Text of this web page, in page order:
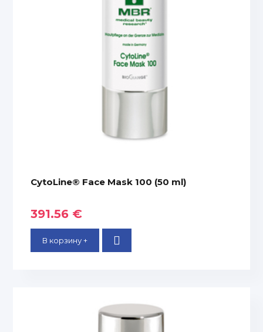
CytoLine® Face Mask 100 (50 ml)
391.56 €
В корзину +